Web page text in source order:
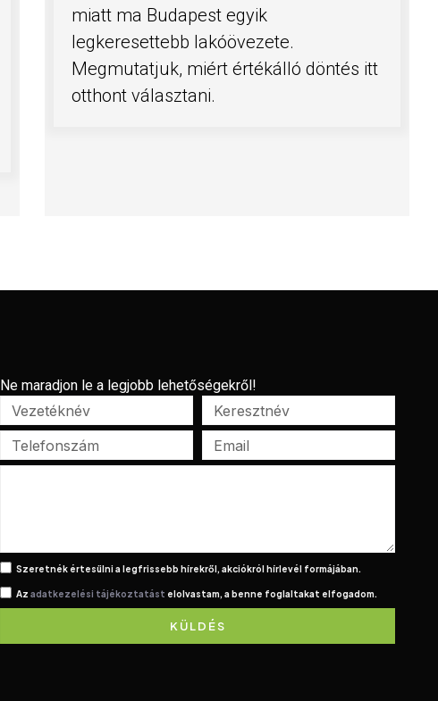
miatt ma Budapest egyik
legkeresettebb lakóövezete.
Megmutatjuk, miért értékálló döntés itt
otthont választani.
Ne maradjon le a legjobb lehetőségekről!
Szeretnék értesülni a legfrissebb hírekről, akciókról hírlevél formájában.
Az adatkezelési tájékoztatást elolvastam, a benne foglaltakat elfogadom.
KÜLDÉS